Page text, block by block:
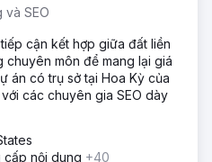
và SEO
cận kết hợp giữa đất liền
môn để mang lại giá
án có trụ sở tại Hoa Kỳ của
các chuyên gia SEO dày
cấp nội dung +40